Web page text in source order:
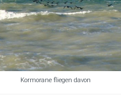
Kormorane fliegen davon